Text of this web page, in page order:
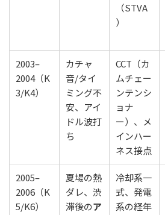
（STVA
）
2003–
2004（K
3/K4）
カチャ
音/タイ
ミング不
安、アイ
ドル波打
ち
CCT（カ
ムチェー
ンテンシ
ョナ
ー）、メ
インハー
ネス接点
2005–
2006（K
5/K6）
夏場の熱
ダレ、渋
滞後のア
冷却系一
式、発電
系の経年